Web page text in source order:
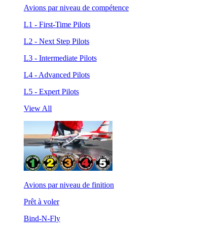
Avions par niveau de compétence
L1 - First-Time Pilots
L2 - Next Step Pilots
L3 - Intermediate Pilots
L4 - Advanced Pilots
L5 - Expert Pilots
View All
Avions par niveau de finition
Prêt à voler
Bind-N-Fly